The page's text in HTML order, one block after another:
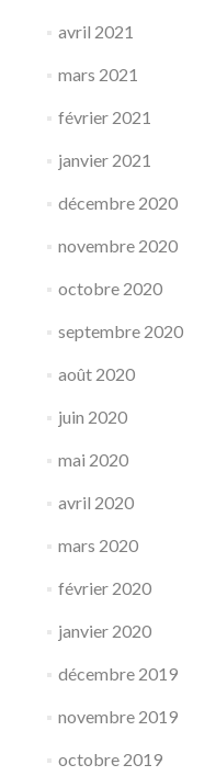
avril 2021
mars 2021
février 2021
janvier 2021
décembre 2020
novembre 2020
octobre 2020
septembre 2020
août 2020
juin 2020
mai 2020
avril 2020
mars 2020
février 2020
janvier 2020
décembre 2019
novembre 2019
octobre 2019